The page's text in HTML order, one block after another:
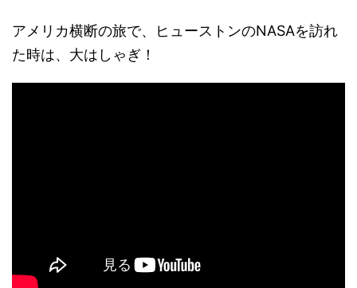
アメリカ横断の旅で、ヒューストンのNASAを訪れ
た時は、大はしゃぎ！